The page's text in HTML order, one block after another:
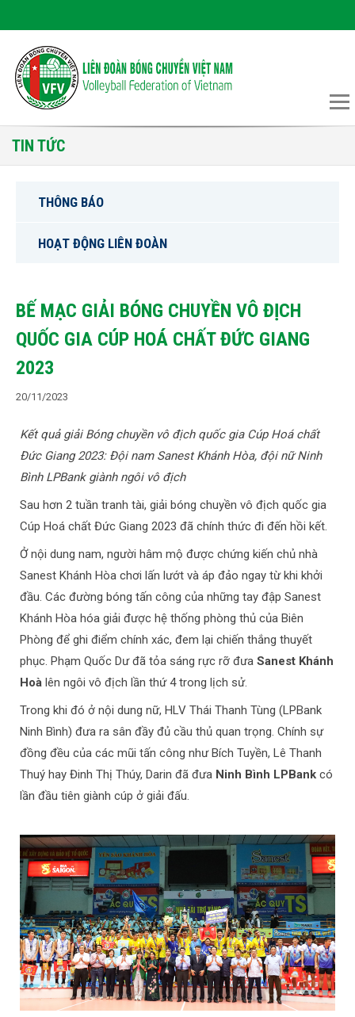
TIN TỨC
THÔNG BÁO
HOẠT ĐỘNG LIÊN ĐOÀN
BẾ MẠC GIẢI BÓNG CHUYỀN VÔ ĐỊCH
QUỐC GIA CÚP HOÁ CHẤT ĐỨC GIANG
2023
20/11/2023
Kết quả giải Bóng chuyền vô địch quốc gia Cúp Hoá chất
Đức Giang 2023: Đội nam Sanest Khánh Hòa, đội nữ Ninh
Bình LPBank giành ngôi vô địch
Sau hơn 2 tuần tranh tài, giải bóng chuyền vô địch quốc gia
Cúp Hoá chất Đức Giang 2023 đã chính thức đi đến hồi kết.
Ở nội dung nam, người hâm mộ được chứng kiến chủ nhà
Sanest Khánh Hòa chơi lấn lướt và áp đảo ngay từ khi khởi
đầu. Các đường bóng tấn công của những tay đập Sanest
Khánh Hòa hóa giải được hệ thống phòng thủ của Biên
Phòng để ghi điểm chính xác, đem lại chiến thắng thuyết
phục. Phạm Quốc Dư đã tỏa sáng rực rỡ đưa Sanest Khánh
Hoà lên ngôi vô địch lần thứ 4 trong lịch sử.
Trong khi đó ở nội dung nữ, HLV Thái Thanh Tùng (LPBank
Ninh Bình) đưa ra sân đầy đủ cầu thủ quan trọng. Chính sự
đồng đều của các mũi tấn công như Bích Tuyền, Lê Thanh
Thuý hay Đinh Thị Thúy, Darin đã đưa Ninh Bình LPBank có
lần đầu tiên giành cúp ở giải đấu.